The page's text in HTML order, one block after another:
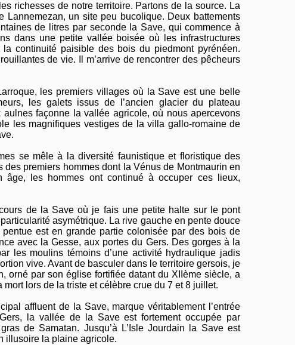
richesses de notre territoire. Partons de la source. La
un site peu bucolique. Deux battements
de litres par seconde la Save, qui commence à
dans une petite vallée boisée où les infrastructures
continuité paisible des bois du piedmont pyrénéen.
de vie. Il m’arrive de rencontrer des pêcheurs
les premiers villages où la Save est une belle
les galets issus de l’ancien glacier du plateau
façonne la vallée agricole, où nous apercevons
les magnifiques vestiges de la villa gallo-romaine de
se mêle à la diversité faunistique et floristique des
premiers hommes dont la Vénus de Montmaurin en
âge, les hommes ont continué à occuper ces lieux,
de la Save où je fais une petite halte sur le pont
asymétrique. La rive gauche en pente douce
est en grande partie colonisée par des bois de
avec la Gesse, aux portes du Gers. Des gorges à la
les moulins témoins d’une activité hydraulique jadis
vive. Avant de basculer dans le territoire gersois, je
orné par son église fortifiée datant du XIIème siècle, a
lors de la triste et célèbre crue du 7 et 8 juillet.
affluent de la Save, marque véritablement l’entrée
la vallée de la Save est fortement occupée par
de Samatan. Jusqu’à L’Isle Jourdain la Save est
illusoire la plaine agricole.